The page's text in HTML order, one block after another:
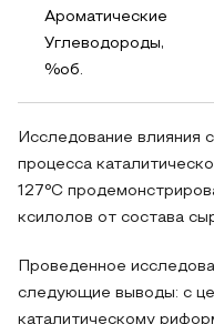
Ароматические
Углеводороды,
%об.
Исследование влияния
процесса
127°С
ксилолов от состава
Проведенное
следующие выводы: с
каталитическому